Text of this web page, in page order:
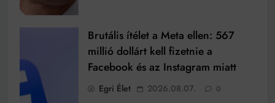
Brutális ítélet a Meta ellen: 567
millió dollárt kell fizetnie a
Facebook és az Instagram miatt
Egri Élet 2026.08.07. 0